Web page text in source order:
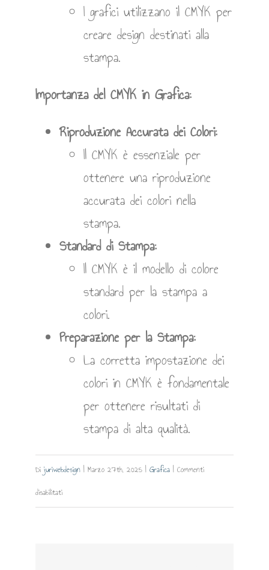
I grafici utilizzano il CMYK per
creare design destinati alla
stampa.
Importanza del CMYK in Grafica:
Riproduzione Accurata dei Colori:
Il CMYK è essenziale per
ottenere una riproduzione
accurata dei colori nella
stampa.
Standard di Stampa:
Il CMYK è il modello di colore
standard per la stampa a
colori.
Preparazione per la Stampa:
La corretta impostazione dei
colori in CMYK è fondamentale
per ottenere risultati di
stampa di alta qualità.
Dijuriwebdesign | Marzo 27th, 2025 | Grafica | Commenti
disabilitatisu